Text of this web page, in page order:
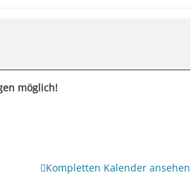
möglich!
Kompletten Kalender ansehen